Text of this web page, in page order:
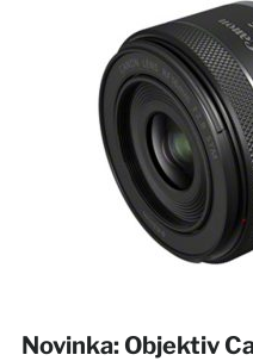
Novinka: Objektiv